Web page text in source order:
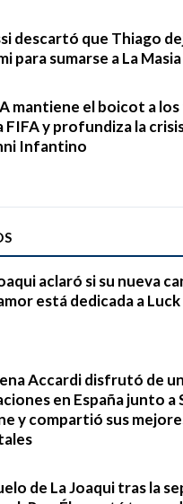
descartó que Thiago
para sumarse a La Masia
mantiene el boicot a
FIFA y profundiza la
Infantino
aclaró si su nueva
está dedicada a Luck
Accardi disfrutó de
en España junto a
y compartió sus
de La Joaqui tras la